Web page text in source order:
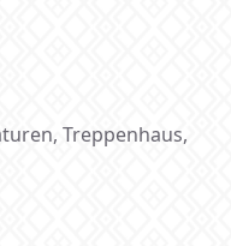
Treppenhaus,